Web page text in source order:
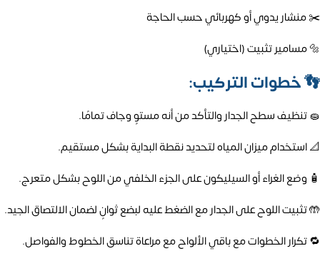
✂️ منشار يدوي أو كهربائي حسب الحاجة
🔩 مسامير تثبيت (اختياري)
👣خطوات التركيب:
🧽 تنظيف سطح الجدار والتأكد من أنه مستوٍ وجاف تمامًا.
📐 استخدام ميزان المياه لتحديد نقطة البداية بشكل مستقيم.
🧴 وضع الغراء أو السيليكون على الجزء الخلفي من اللوح بشكل متعرج.
🤲 تثبيت اللوح على الجدار مع الضغط عليه لبضع ثوانٍ لضمان الالتصاق الجيد.
🔁 تكرار الخطوات مع باقي الألواح مع مراعاة تناسق الخطوط والفواصل.